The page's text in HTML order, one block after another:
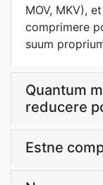
MOV, MKV),
comprimere
suum
Quantum
reducere
Estne